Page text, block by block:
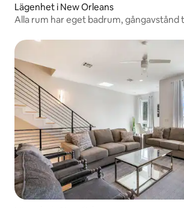
Lägenhet i New Orleans
Alla rum har eget badrum, gångavstånd